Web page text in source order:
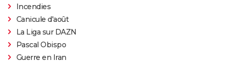
Incendies
Canicule d'août
La Liga sur DAZN
Pascal Obispo
Guerre en Iran